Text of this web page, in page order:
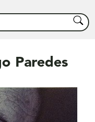
Buscar
Paredes